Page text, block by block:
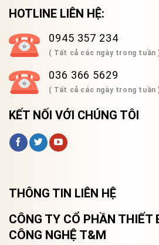
HOTLINE LIÊN HỆ:
0945 357 234
( Tất cả các ngày trong tuần
036 366 5629
( Tất cả các ngày trong tuần
KẾT NỐI VỚI CHÚNG TÔI
THÔNG TIN LIÊN HỆ
CÔNG TY CỔ PHẦN THIẾT
CÔNG NGHỆ T&M